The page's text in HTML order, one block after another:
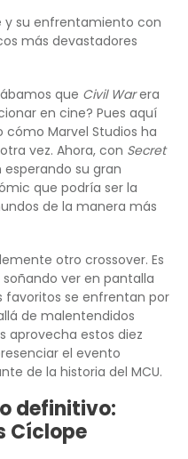
y su enfrentamiento con
más devastadores
que Civil Warera
en cine? Pues aquí
cómo Marvel Studios ha
vez. Ahora, con Secret
su gran
que podría ser la
de la manera más
otro crossover. Es
ver en pantalla
favoritos se enfrentan por
de malentendidos
aprovecha estos diez
el evento
de la historia del MCU.
definitivo:
Cíclope